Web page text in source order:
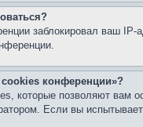
заблокировал ваш
конференции»?
которые позволяют вам
Если вы